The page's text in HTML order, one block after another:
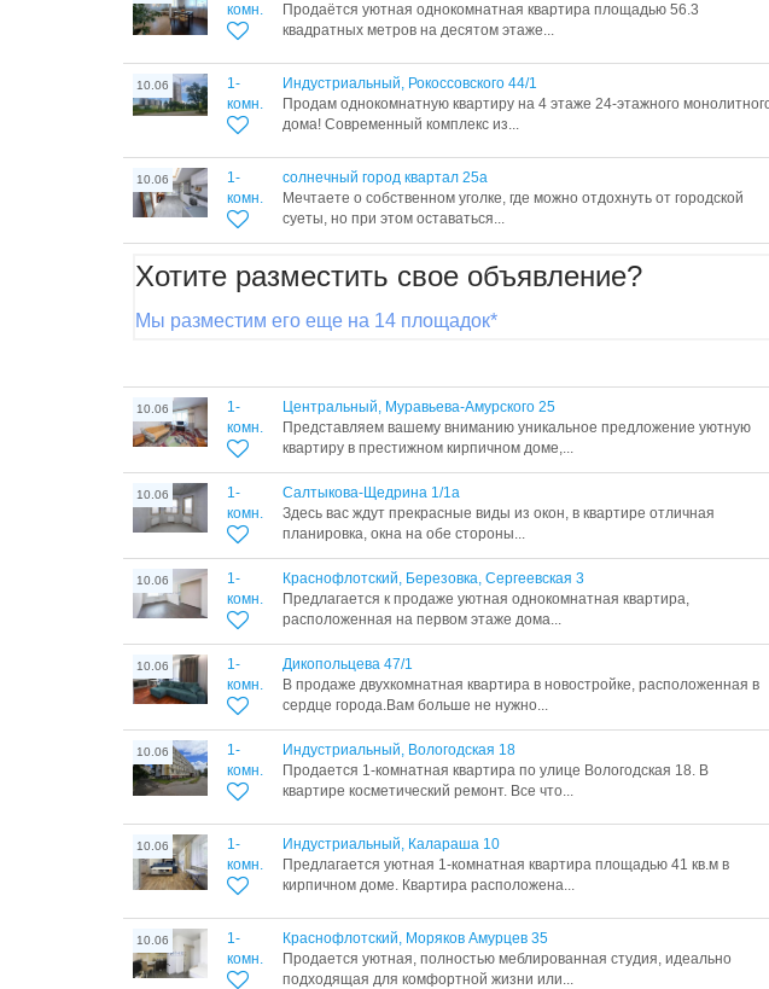
комн.
Продаётся уютная однокомнатная квартира площадью 56.3
квадратных метров на десятом этаже...
10.06
1-
комн.
Индустриальный, Рокоссовского 44/1
Продам однокомнатную квартиру на 4 этаже 24-этажного
дома! Современный комплекс из...
10.06
1-
комн.
солнечный город квартал 25а
Мечтаете о собственном уголке, где можно отдохнуть от городской
суеты, но при этом оставаться...
Хотите разместить свое объявление?
Мы разместим его еще на 14 площадок*
10.06
1-
комн.
Центральный, Муравьева-Амурского 25
Представляем вашему вниманию уникальное предложение уютную
квартиру в престижном кирпичном доме,...
10.06
1-
комн.
Салтыкова-Щедрина 1/1а
Здесь вас ждут прекрасные виды из окон, в квартире отличная
планировка, окна на обе стороны...
10.06
1-
комн.
Краснофлотский, Березовка, Сергеевская 3
Предлагается к продаже уютная однокомнатная квартира,
расположенная на первом этаже дома...
10.06
1-
комн.
Дикопольцева 47/1
В продаже двухкомнатная квартира в новостройке, расположенная в
сердце города.Вам больше не нужно...
10.06
1-
комн.
Индустриальный, Вологодская 18
Продается 1-комнатная квартира по улице Вологодская 18. В
квартире косметический ремонт. Все что...
10.06
1-
комн.
Индустриальный, Калараша 10
Предлагается уютная 1-комнатная квартира площадью 41 кв.м в
кирпичном доме. Квартира расположена...
10.06
1-
комн.
Краснофлотский, Моряков Амурцев 35
Продается уютная, полностью меблированная студия, идеально
подходящая для комфортной жизни или...